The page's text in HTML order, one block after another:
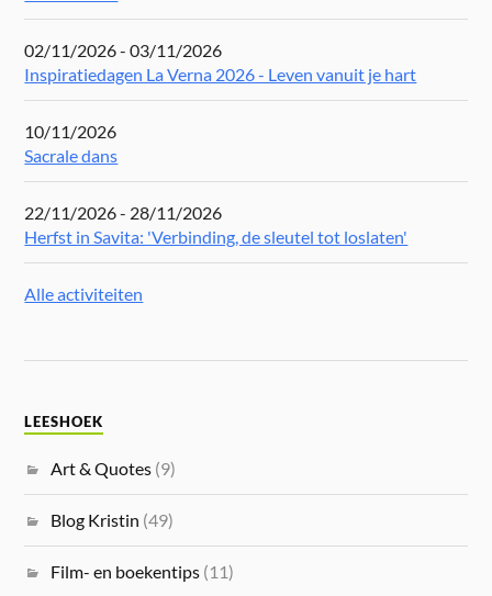
02/11/2026 - 03/11/2026
Inspiratiedagen La Verna 2026 - Leven vanuit je hart
10/11/2026
Sacrale dans
22/11/2026 - 28/11/2026
Herfst in Savita: 'Verbinding, de sleutel tot loslaten'
Alle activiteiten
LEESHOEK
Art & Quotes (9)
Blog Kristin (49)
Film- en boekentips (11)